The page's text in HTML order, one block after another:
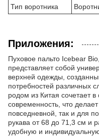
Тип воротника
Приложения:
Пуховое пальто Icebear
представляет собой
верхней одежды,
потребностей различных
родом из Китая сочетает
современность, что
повседневной, так и для
рукава от 68 до 71,3 см и
удобную и